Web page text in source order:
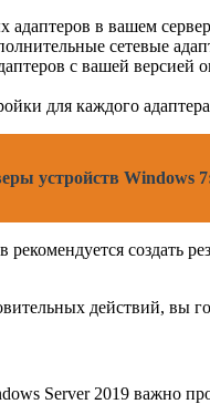
адаптеров в вашем
сетевые
с вашей
для каждого
устройств Windows
рекомендуется
действий, вы
Server 2019 важно